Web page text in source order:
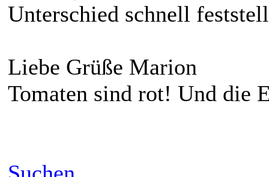
Unterschied schnell
Liebe Grüße Marion
Tomaten sind rot! Und die